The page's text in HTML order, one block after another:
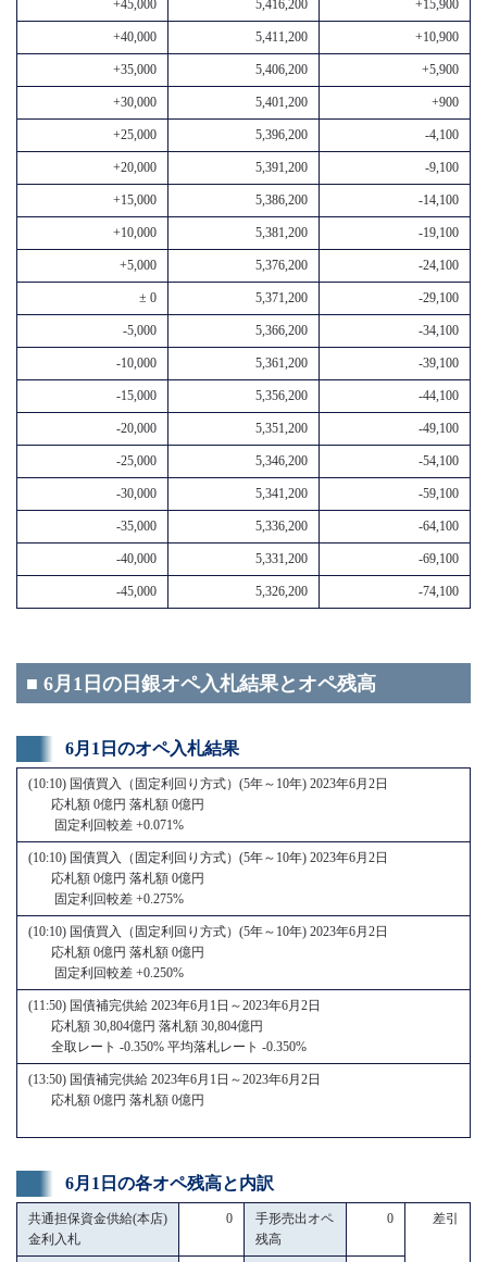
+45,000 5,416,200 +15,900
+40,000 5,411,200 +10,900
+35,000 5,406,200 +5,900
+30,000 5,401,200 +900
+25,000 5,396,200 -4,100
+20,000 5,391,200 -9,100
+15,000 5,386,200 -14,100
+10,000 5,381,200 -19,100
+5,000 5,376,200 -24,100
± 0 5,371,200 -29,100
-5,000 5,366,200 -34,100
-10,000 5,361,200 -39,100
-15,000 5,356,200 -44,100
-20,000 5,351,200 -49,100
-25,000 5,346,200 -54,100
-30,000 5,341,200 -59,100
-35,000 5,336,200 -64,100
-40,000 5,331,200 -69,100
-45,000 5,326,200 -74,100
■ 6月1日の日銀オペ入札結果とオペ残高
6月1日のオペ入札結果
(10:10) 国債買入（固定利回り方式）(5年～10年) 2023年6月2日
応札額 0億円 落札額 0億円
固定利回較差 +0.071%
(10:10) 国債買入（固定利回り方式）(5年～10年) 2023年6月2日
応札額 0億円 落札額 0億円
固定利回較差 +0.275%
(10:10) 国債買入（固定利回り方式）(5年～10年) 2023年6月2日
応札額 0億円 落札額 0億円
固定利回較差 +0.250%
(11:50) 国債補完供給 2023年6月1日～2023年6月2日
応札額 30,804億円 落札額 30,804億円
全取レート -0.350% 平均落札レート -0.350%
(13:50) 国債補完供給 2023年6月1日～2023年6月2日
応札額 0億円 落札額 0億円
6月1日の各オペ残高と内訳
共通担保資金供給(本店)
金利入札
0
手形売出オペ
残高
0 差引